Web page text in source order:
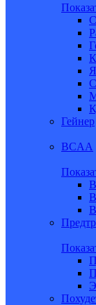
Гейнер
BCAA